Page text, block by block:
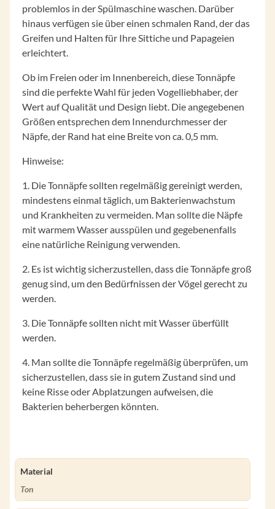
problemlos in der Spülmaschine waschen. Darüber
hinaus verfügen sie über einen schmalen Rand, der das
Greifen und Halten für Ihre Sittiche und Papageien
erleichtert.
Ob im Freien oder im Innenbereich, diese Tonnäpfe
sind die perfekte Wahl für jeden Vogelliebhaber, der
Wert auf Qualität und Design liebt. Die angegebenen
Größen entsprechen dem Innendurchmesser der
Näpfe, der Rand hat eine Breite von ca. 0,5 mm.
Hinweise:
1. Die Tonnäpfe sollten regelmäßig gereinigt werden,
mindestens einmal täglich, um Bakterienwachstum
und Krankheiten zu vermeiden. Man sollte die Näpfe
mit warmem Wasser ausspülen und gegebenenfalls
eine natürliche Reinigung verwenden.
2. Es ist wichtig sicherzustellen, dass die Tonnäpfe groß
genug sind, um den Bedürfnissen der Vögel gerecht zu
werden.
3. Die Tonnäpfe sollten nicht mit Wasser überfüllt
werden.
4. Man sollte die Tonnäpfe regelmäßig überprüfen, um
sicherzustellen, dass sie in gutem Zustand sind und
keine Risse oder Abplatzungen aufweisen, die
Bakterien beherbergen könnten.
Material
Ton